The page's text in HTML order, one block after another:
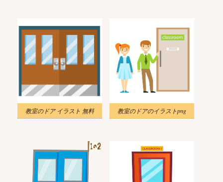
教室のドア イラスト 無料 教室のドアのイラストpng